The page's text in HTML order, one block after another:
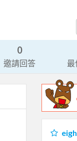
0
邀請回答 最